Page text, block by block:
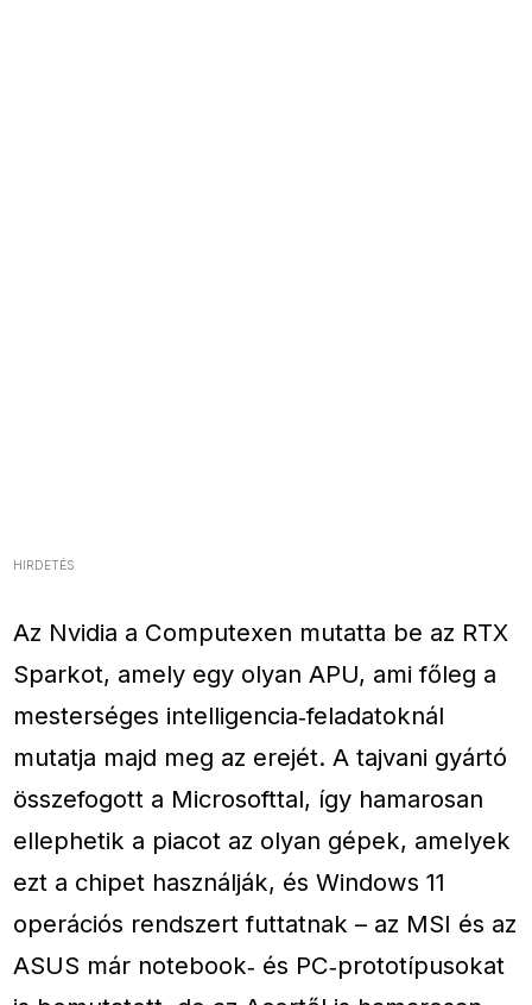
HIRDETÉS
Az Nvidia a Computexen mutatta be az RTX
Sparkot, amely egy olyan APU, ami főleg a
mesterséges intelligencia‑feladatoknál
mutatja majd meg az erejét. A tajvani gyártó
összefogott a Microsofttal, így hamarosan
ellephetik a piacot az olyan gépek, amelyek
ezt a chipet használják, és Windows 11
operációs rendszert futtatnak – az MSI és az
ASUS már notebook‑ és PC‑prototípusokat